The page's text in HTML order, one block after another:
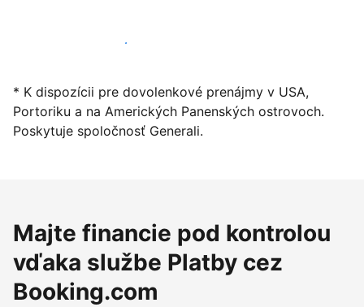
Začať ponúkať svoje ubytovanie
* K dispozícii pre dovolenkové prenájmy v USA,
Portoriku a na Amerických Panenských ostrovoch.
Poskytuje spoločnosť Generali.
Majte financie pod kontrolou
vďaka službe Platby cez
Booking.com